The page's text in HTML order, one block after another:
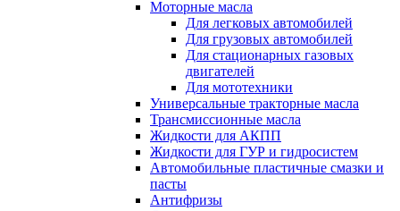
Моторные масла
Для легковых автомобилей
Для грузовых автомобилей
Для стационарных газовых
двигателей
Для мототехники
Универсальные тракторные масла
Трансмиссионные масла
Жидкости для АКПП
Жидкости для ГУР и гидросистем
Автомобильные пластичные смазки и
пасты
Антифризы